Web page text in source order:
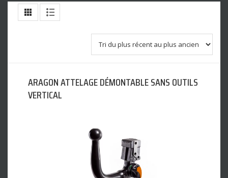
ARAGON ATTELAGE DÉMONTABLE SANS OUTILS
VERTICAL